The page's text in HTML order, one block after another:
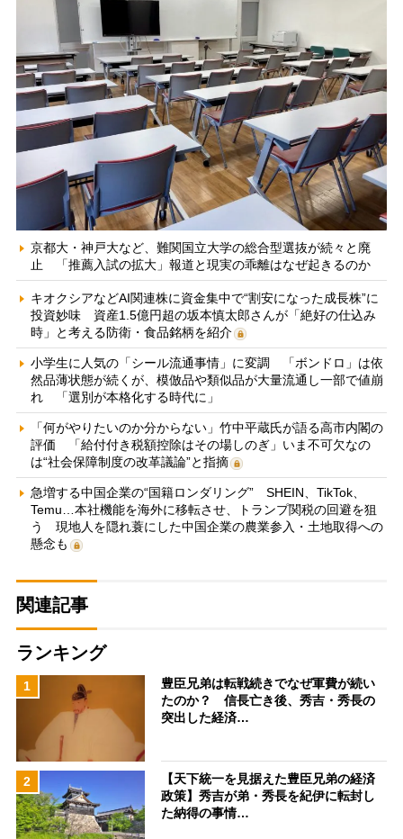
京都大・神戸大など、難関国立大学の総合型選抜が続々と廃
止 「推薦入試の拡大」報道と現実の乖離はなぜ起きるのか
キオクシアなどAI関連株に資金集中で“割安になった成長株”に
投資妙味 資産1.5億円超の坂本慎太郎さんが「絶好の仕込み
時」と考える防衛・食品銘柄を紹介
小学生に人気の「シール流通事情」に変調 「ボンドロ」は依
然品薄状態が続くが、模倣品や類似品が大量流通し一部で値崩
れ 「選別が本格化する時代に」
「何がやりたいのか分からない」竹中平蔵氏が語る高市内閣の
評価 「給付付き税額控除はその場しのぎ」いま不可欠なの
は“社会保障制度の改革議論”と指摘
急増する中国企業の“国籍ロンダリング” SHEIN、TikTok、
Temu…本社機能を海外に移転させ、トランプ関税の回避を狙
う 現地人を隠れ蓑にした中国企業の農業参入・土地取得への
懸念も
関連記事
ランキング
1
豊臣兄弟は転戦続きでなぜ軍費が続い
たのか？ 信長亡き後、秀吉・秀長の
突出した経済…
2
【天下統一を見据えた豊臣兄弟の経済
政策】秀吉が弟・秀長を紀伊に転封し
た納得の事情…